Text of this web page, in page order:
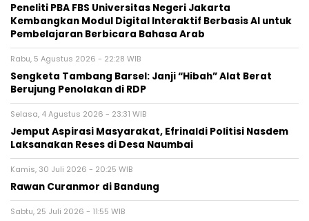
Peneliti PBA FBS Universitas Negeri Jakarta
Kembangkan Modul Digital Interaktif Berbasis AI untuk
Pembelajaran Berbicara Bahasa Arab
Rabu, 5 Agustus 2026 - 22:28 WIB
Sengketa Tambang Barsel: Janji “Hibah” Alat Berat
Berujung Penolakan di RDP
Selasa, 4 Agustus 2026 - 23:31 WIB
Jemput Aspirasi Masyarakat, Efrinaldi Politisi Nasdem
Laksanakan Reses di Desa Naumbai
Kamis, 30 Juli 2026 - 20:25 WIB
Rawan Curanmor di Bandung
Sabtu, 25 Juli 2026 - 11:55 WIB